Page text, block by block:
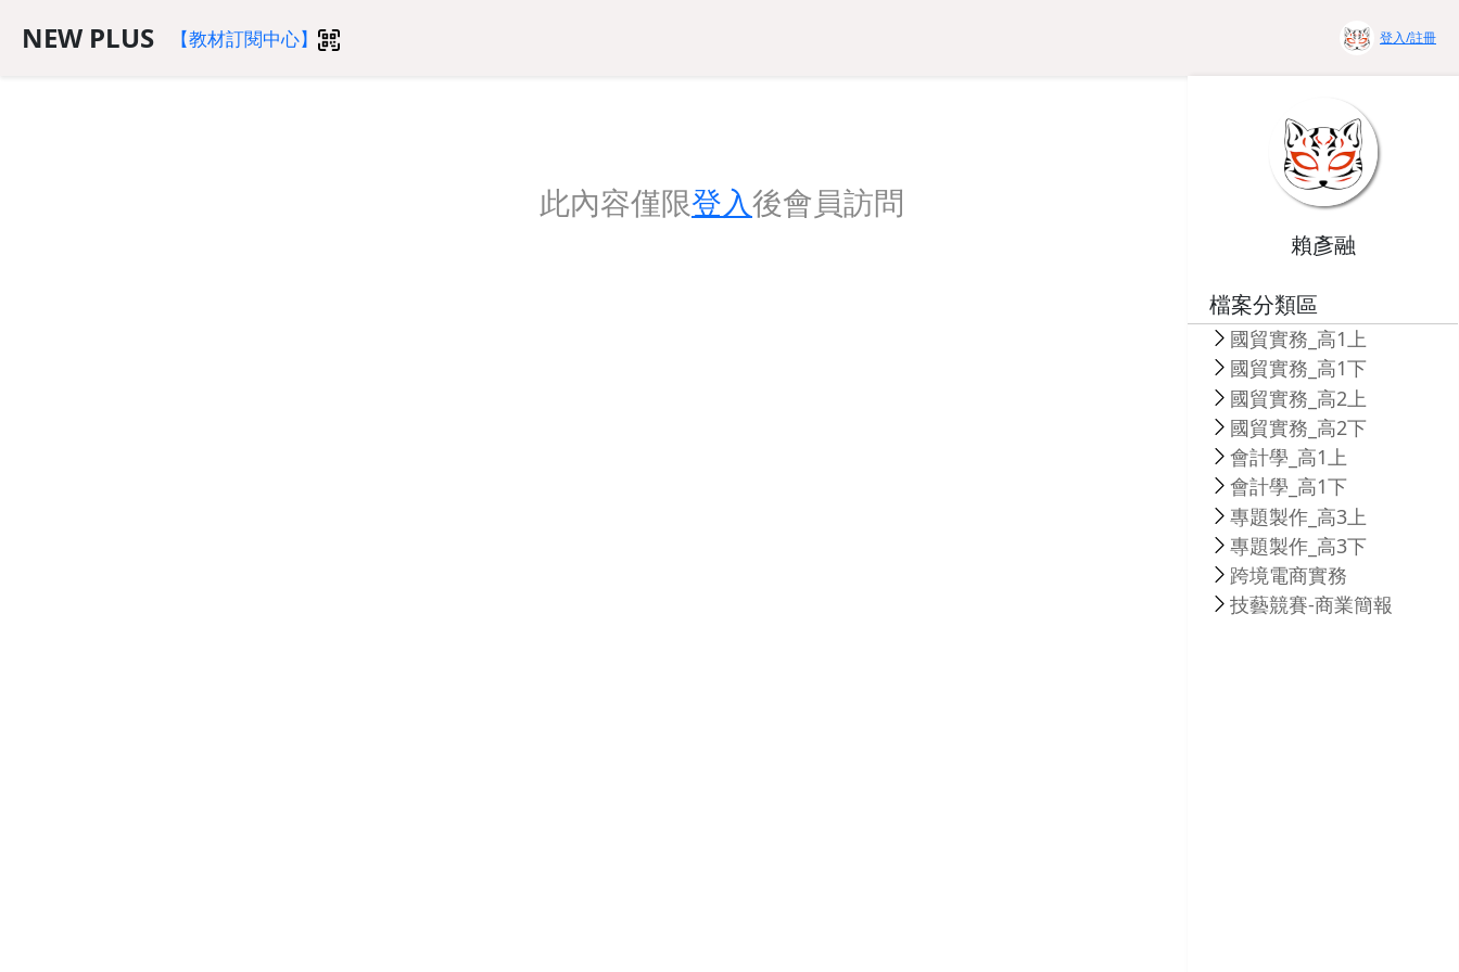
NEW PLUS 【教材訂閱中心】 登入/註冊
此內容僅限登入後會員訪問
賴彥融
檔案分類區
國貿實務_高1上
國貿實務_高1下
國貿實務_高2上
國貿實務_高2下
會計學_高1上
會計學_高1下
專題製作_高3上
專題製作_高3下
跨境電商實務
技藝競賽-商業簡報